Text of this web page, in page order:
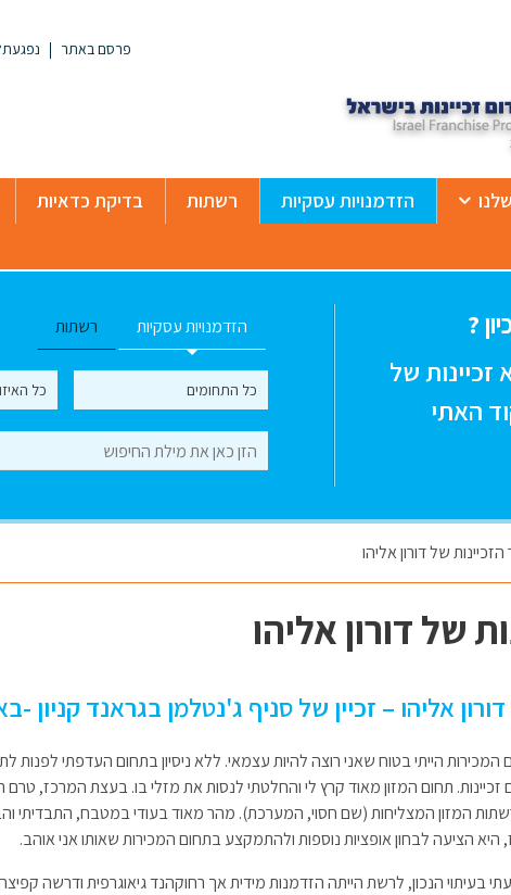
פרסם באתר
הזדמנויות עסקיות רשתות בדיקת כדאיות
?
זכיינות של
האתי
הזדמנויות עסקיות רשתות
הזכיינות של דורון אליהו
של דורון אליהו
אליהו – זכיין של סניף ג'נטלמן בגראנד קניון
המכירות הייתי בטוח שאני רוצה להיות עצמאי. ללא ניסיון בתחום העדפתי לפנות
תחום המזון מאוד קרץ לי והחלטתי לנסות את מזלי בו. בעצת המרכז, טרם
המזון המצליחות (שם חסוי, המערכת). מהר מאוד בעודי במטבח, התבדיתי
הציעה לבחון אופציות נוספות ולהתמקצע בתחום המכירות שאותו אני אוהב.
בעיתוי הנכון, לרשת הייתה הזדמנות מידית אך רחוקהנד גיאוגרפית ודרשה